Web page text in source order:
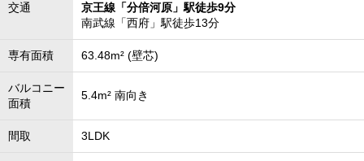
交通
京王線「分倍河原」駅徒歩9分
南武線「西府」駅徒歩13分
専有面積 63.48m² (壁芯)
バルコニー
面積
5.4m² 南向き
間取 3LDK